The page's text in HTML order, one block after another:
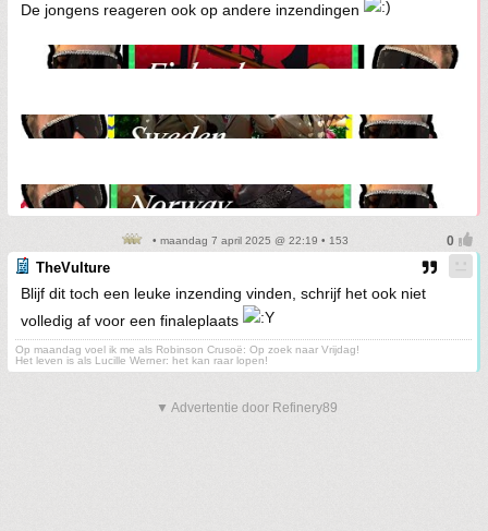
De jongens reageren ook op andere inzendingen
• maandag 7 april 2025 @ 22:19 • 153
TheVulture
Blijf dit toch een leuke inzending vinden, schrijf het ook niet
volledig af voor een finaleplaats
Op maandag voel ik me als Robinson Crusoë: Op zoek naar Vrijdag!
Het leven is als Lucille Werner: het kan raar lopen!
▼ Advertentie door Refinery89